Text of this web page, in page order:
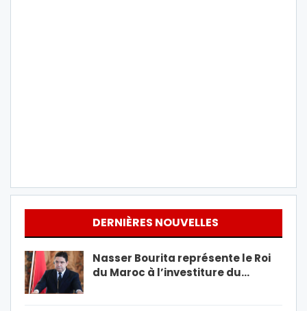
DERNIÈRES NOUVELLES
Nasser Bourita représente le Roi
du Maroc à l’investiture du…